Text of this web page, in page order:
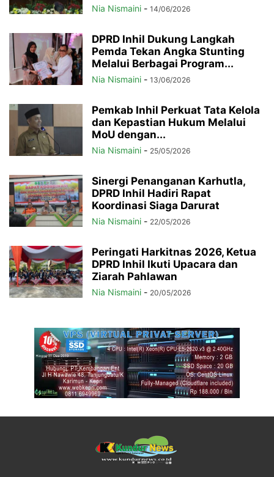
Nia Nismaini - 14/06/2026
DPRD Inhil Dukung Langkah
Pemda Tekan Angka Stunting
Melalui Berbagai Program...
Nia Nismaini - 13/06/2026
Pemkab Inhil Perkuat Tata Kelola
dan Kepastian Hukum Melalui
MoU dengan...
Nia Nismaini - 25/05/2026
Sinergi Penanganan Karhutla,
DPRD Inhil Hadiri Rapat
Koordinasi Siaga Darurat
Nia Nismaini - 22/05/2026
Peringati Harkitnas 2026, Ketua
DPRD Inhil Ikuti Upacara dan
Ziarah Pahlawan
Nia Nismaini - 20/05/2026